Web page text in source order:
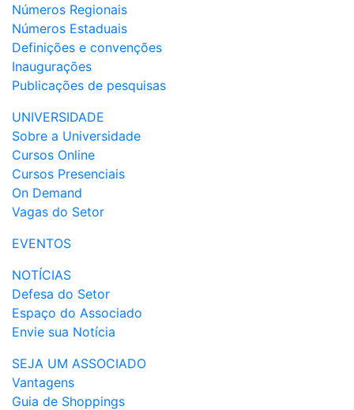
Números Regionais
Números Estaduais
Definições e convenções
Inaugurações
Publicações de pesquisas
UNIVERSIDADE
Sobre a Universidade
Cursos Online
Cursos Presenciais
On Demand
Vagas do Setor
EVENTOS
NOTÍCIAS
Defesa do Setor
Espaço do Associado
Envie sua Notícia
SEJA UM ASSOCIADO
Vantagens
Guia de Shoppings